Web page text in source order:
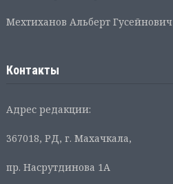
Мехтиханов Альберт Гусейнович
Контакты
Адрес редакции:
367018, РД, г. Махачкала,
пр. Насрутдинова 1А